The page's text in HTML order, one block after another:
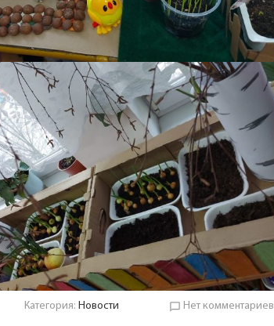
Категория:Новости chat_bubble_outline Нет комментариев